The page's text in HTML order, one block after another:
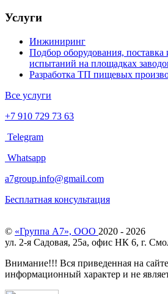
Услуги
Инжиниринг
Подбор оборудования, поставка
испытаний на площадках
Разработка ТП пищевых
Все услуги
+7 910 729 73 63
Telegram
Whatsapp
a7group.info@gmail.com
Бесплатная консультация
© «Группа А7», ООО 2020 - 2026
ул. 2-я Садовая, 25а, офис НК 6, г.
Внимание!!! Вся приведенная на
информационный характер и не